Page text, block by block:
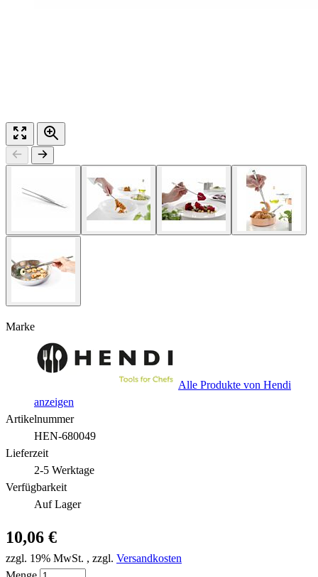
Marke
Alle Produkte von Hendi
anzeigen
Artikelnummer
HEN-680049
Lieferzeit
2-5 Werktage
Verfügbarkeit
Auf Lager
10,06 €
zzgl. 19% MwSt. , zzgl. Versandkosten